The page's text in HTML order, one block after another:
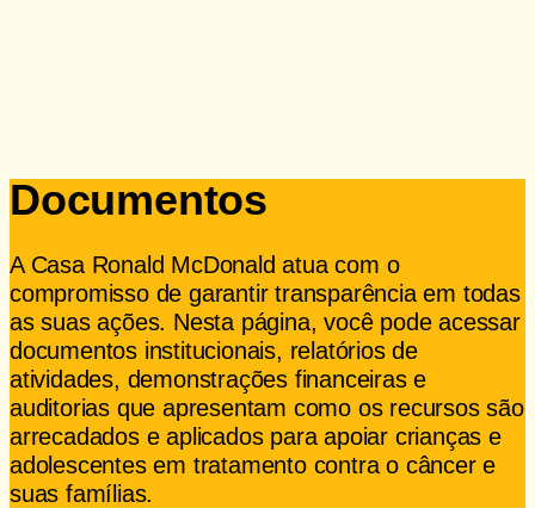
Documentos
A Casa Ronald McDonald atua com o
compromisso de garantir transparência em todas
as suas ações. Nesta página, você pode acessar
documentos institucionais, relatórios de
atividades, demonstrações financeiras e
auditorias que apresentam como os recursos são
arrecadados e aplicados para apoiar crianças e
adolescentes em tratamento contra o câncer e
suas famílias.